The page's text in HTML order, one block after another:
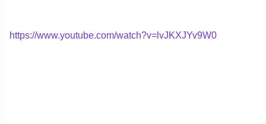
https://www.youtube.com/watch?v=lvJKXJYv9W0